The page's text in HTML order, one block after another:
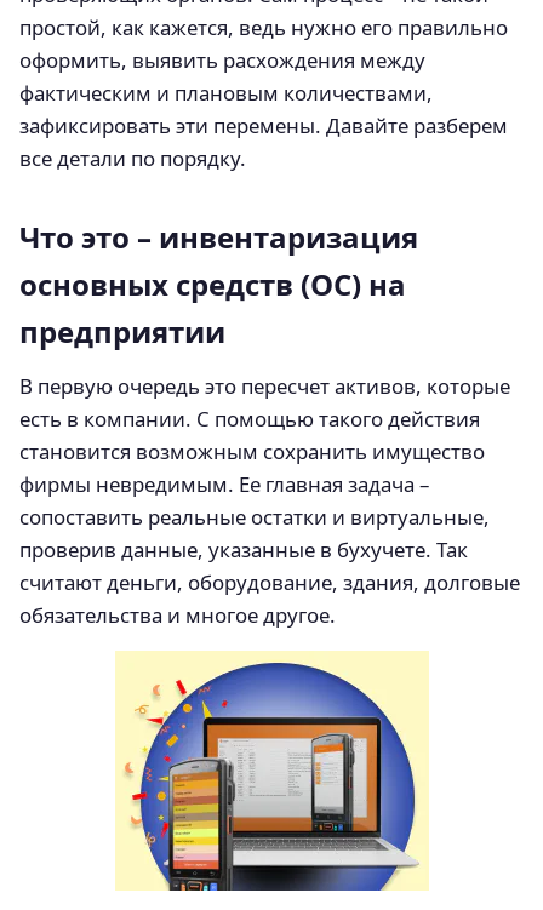
простой, как кажется, ведь нужно его правильно
оформить, выявить расхождения между
фактическим и плановым количествами,
зафиксировать эти перемены. Давайте разберем
все детали по порядку.
Что это – инвентаризация
основных средств (ОС) на
предприятии
В первую очередь это пересчет активов, которые
есть в компании. С помощью такого действия
становится возможным сохранить имущество
фирмы невредимым. Ее главная задача –
сопоставить реальные остатки и виртуальные,
проверив данные, указанные в бухучете. Так
считают деньги, оборудование, здания, долговые
обязательства и многое другое.